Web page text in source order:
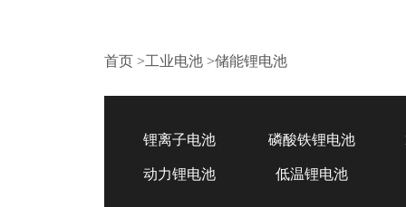
首页 >工业电池 >储能锂电池
锂离子电池 磷酸铁锂电池
动力锂电池 低温锂电池